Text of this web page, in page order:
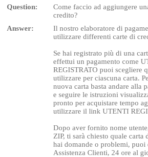
Question:
Come faccio ad aggiungere
credito?
Answer:
Il nostro elaboratore di
utilizzare differenti carte di
Se hai registrato più di una
effettui un pagamento come
REGISTRATO puoi scegliere
utilizzare per ciascuna carta.
nuova carta basta andare alla
e seguire le istruzioni
pronto per acquistare tempo
utilizzare il link UTENTI
Dopo aver fornito nome
ZIP, ti sarà chiesto quale carta
hai domande o problemi, puoi
Assistenza Clienti, 24 ore al
LIMITED TIME